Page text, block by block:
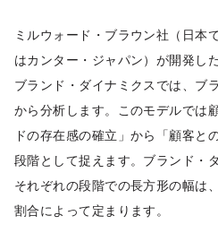
ミルウォード・ブラウン社（日本
はカンター・ジャパン）が開発し
ブランド・ダイナミクスでは、ブ
から分析します。このモデルでは
ドの存在感の確立」から「顧客と
段階として捉えます。ブランド・
それぞれの段階での長方形の幅は
割合によって定まります。